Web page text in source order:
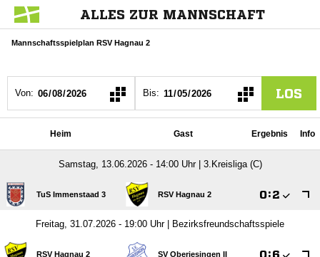
ALLES ZUR MANNSCHAFT
Mannschaftsspielplan RSV Hagnau 2
Von: Bis: LOS
Heim Gast Ergebnis Info
Samstag, 13.06.2026 - 14:00 Uhr | 3.Kreisliga (C)
TuS Immenstaad 3 RSV Hagnau 2 :
Freitag, 31.07.2026 - 19:00 Uhr | Bezirksfreundschaftsspiele
RSV Hagnau 2 SV Oberjesingen II :